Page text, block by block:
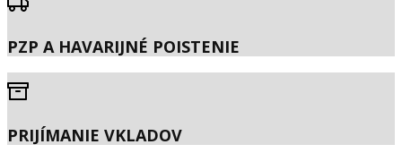
PZP A HAVARIJNÉ POISTENIE
PRIJÍMANIE VKLADOV